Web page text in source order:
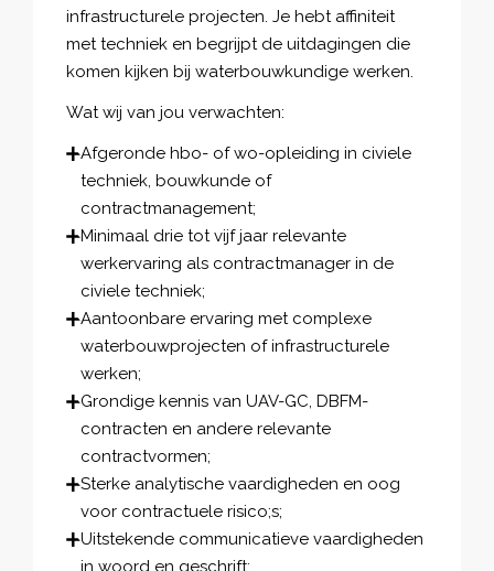
infrastructurele projecten. Je hebt affiniteit
met techniek en begrijpt de uitdagingen die
komen kijken bij waterbouwkundige werken.
Wat wij van jou verwachten:
Afgeronde hbo- of wo-opleiding in civiele
techniek, bouwkunde of
contractmanagement;
Minimaal drie tot vijf jaar relevante
werkervaring als contractmanager in de
civiele techniek;
Aantoonbare ervaring met complexe
waterbouwprojecten of infrastructurele
werken;
Grondige kennis van UAV-GC, DBFM-
contracten en andere relevante
contractvormen;
Sterke analytische vaardigheden en oog
voor contractuele risico;s;
Uitstekende communicatieve vaardigheden
in woord en geschrift;